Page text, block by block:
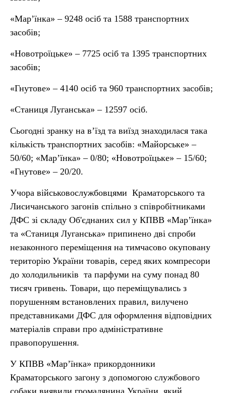
«Мар’їнка» – 9248 осіб та 1588 транспортних
засобів;
«Новотроїцьке» – 7725 осіб та 1395 транспортних
засобів;
«Гнутове» – 4140 осіб та 960 транспортних засобів;
«Станиця Луганська» – 12597 осіб.
Сьогодні зранку на в’їзд та виїзд знаходилася така
кількість транспортних засобів: «Майорське» –
50/60; «Мар’їнка» – 0/80; «Новотроїцьке» – 15/60;
«Гнутове» – 20/20.
Учора військовослужбовцями Краматорського та
Лисичанського загонів спільно з співробітниками
ДФС зі складу Об'єднаних сил у КПВВ «Мар’їнка»
та «Станиця Луганська» припинено дві спроби
незаконного переміщення на тимчасово окуповану
територію України товарів, серед яких компресори
до холодильників та парфуми на суму понад 80
тисяч гривень. Товари, що переміщувались з
порушенням встановлених правил, вилучено
представниками ДФС для оформлення відповідних
матеріалів справи про адміністративне
правопорушення.
У КПВВ «Мар’їнка» прикордонники
Краматорського загону з допомогою службового
собаки виявили громадянина України, який